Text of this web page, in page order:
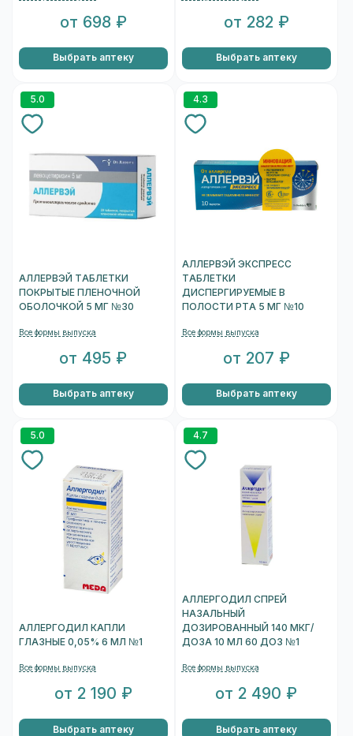
от 698 ₽
Выбрать аптеку
от 282 ₽
Выбрать аптеку
5.0
АЛЛЕРВЭЙ ТАБЛЕТКИ
ПОКРЫТЫЕ ПЛЕНОЧНОЙ
ОБОЛОЧКОЙ 5 МГ №30
Все формы выпуска
от 495 ₽
Выбрать аптеку
4.3
АЛЛЕРВЭЙ ЭКСПРЕСС
ТАБЛЕТКИ
ДИСПЕРГИРУЕМЫЕ В
ПОЛОСТИ РТА 5 МГ №10
Все формы выпуска
от 207 ₽
Выбрать аптеку
5.0
АЛЛЕРГОДИЛ КАПЛИ
ГЛАЗНЫЕ 0,05% 6 МЛ №1
Все формы выпуска
от 2 190 ₽
Выбрать аптеку
4.7
АЛЛЕРГОДИЛ СПРЕЙ
НАЗАЛЬНЫЙ
ДОЗИРОВАННЫЙ 140 МКГ/
ДОЗА 10 МЛ 60 ДОЗ №1
Все формы выпуска
от 2 490 ₽
Выбрать аптеку